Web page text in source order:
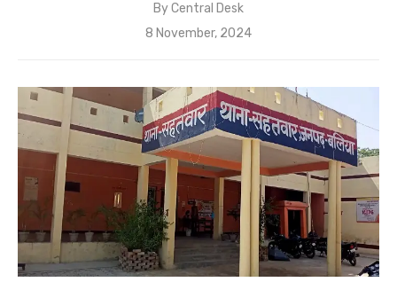
ByCentral Desk
Posted
8 November, 2024